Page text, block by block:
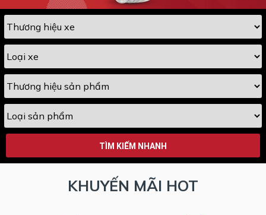
TÌM KIẾM NHANH
KHUYẾN MÃI HOT